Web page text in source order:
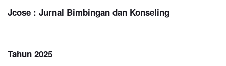
Jcose : Jurnal Bimbingan dan Konseling
Tahun 2025